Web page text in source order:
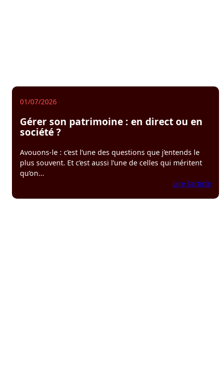
01/07/2026
Gérer son patrimoine : en direct ou en
société ?
Avouons-le : c’est l’une des questions que j’entends le
plus souvent. Et c’est aussi l’une de celles qui méritent
qu’on...
Lire l'article: